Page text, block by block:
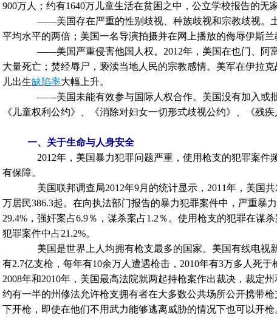
900万人；约有1640万儿童生活在贫困之中，公立学校报告的无
——美国存在严重的性别歧视、种族歧视和宗教歧视。土
平均水平的两倍；美国一名导演拍摄并在网上播放的侮辱伊斯
——美国严重侵害他国人权。 2012年，美国在也门、阿
大量死亡；焚经辱尸，亵渎当地人民的宗教感情。美军在伊拉
儿出生缺陷率大幅上升。
——美国未能有效参与国际人权合作。美国没有加入或批
《儿童权利公约》、《消除对妇女一切形式歧视公约》、《残
一、关于生命与人身安全
2012年，美国暴力犯罪问题严重，使用枪支的犯罪案件
有保障。
美国联邦调查局2012年9月的统计显示， 2011年，美国
万居民386.3起。在向执法部门报告的暴力犯罪案件中，严重暴
29.4% ，强奸案占6.9％，谋杀案占1.2 ％。使用枪支的犯罪在谋
犯罪案件中占21.2%。
美国是世界上人均拥有枪支最多的国家。美国有线电视
有2.7亿支枪，每年有10余万人遭遇枪击， 2010年有3万多人死于
2008年和2010年，美国最高法院就两起持枪案作出裁决，裁定
约有一半的州修法允许枪支拥有者在大多数公共场所公开携带
下开枪，即使在他们不用武力能够逃离威胁的情况下也可以开